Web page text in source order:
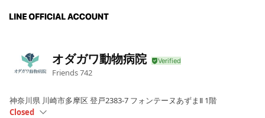
オダガワ動物病院
Friends742
神奈川県 川崎市多摩区 登戸2383-7 フォンテーヌあずまⅡ 1階
Closed